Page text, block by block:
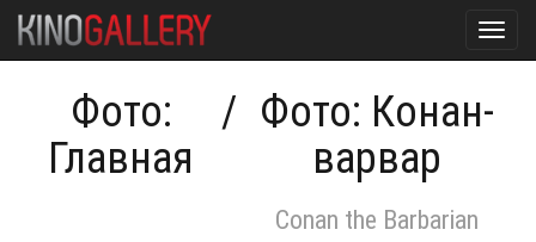
Фото:
Главная
/ Фото: Конан-
варвар
Conan the Barbarian